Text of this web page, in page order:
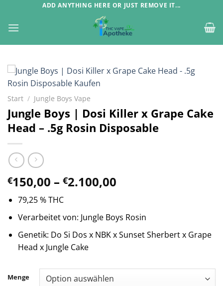
springen
ADD ANYTHING HERE OR JUST REMOVE IT...
Start / Jungle Boys Vape
Jungle Boys | Dosi Killer x Grape Cake
Head – .5g Rosin Disposable
€150,00 – €2.100,00
€2.100,00
79,25 % THC
Verarbeitet von: Jungle Boys Rosin
Genetik: Do Si Dos x NBK x Sunset Sherbert x Grape
Head x Jungle Cake
Menge